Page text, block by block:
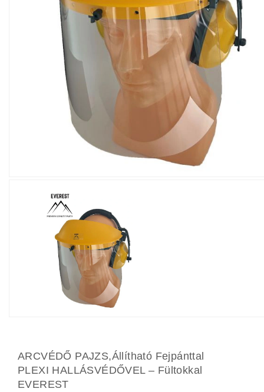
ARCVÉDŐ PAJZS,Állítható Fejpánttal
PLEXI HALLÁSVÉDŐVEL – Fültokkal
EVEREST